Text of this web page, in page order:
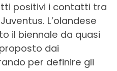
positivi i contatti tra
L’olandese
il biennale da quasi
dai
per definire gli